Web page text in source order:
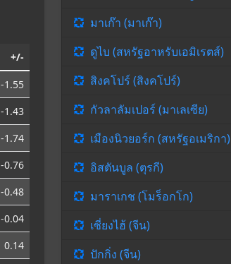
+/-
-1.55
-1.43
-1.74
-0.76
-0.48
-0.04
0.14
มาเก๊า (มาเก๊า)
ดูไบ (สหรัฐอาหรับเอมิเรตส์)
สิงคโปร์ (สิงคโปร์)
กัวลาลัมเปอร์ (มาเลเซีย)
เมืองนิวยอร์ก (สหรัฐอเมริกา)
อิสตันบูล (ตุรกี)
มาราเกช (โมร็อกโก)
เซี่ยงไฮ้ (จีน)
ปักกิ่ง (จีน)